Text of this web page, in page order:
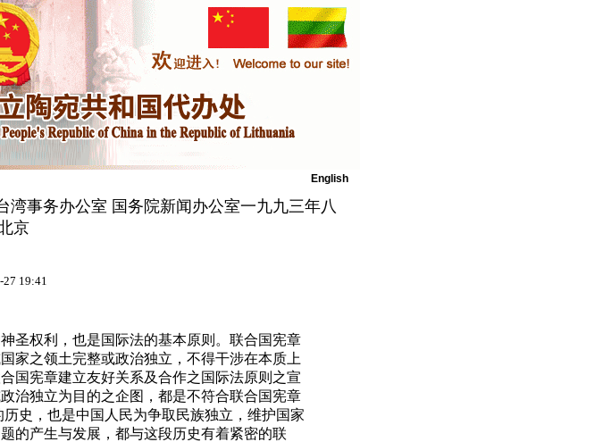
English
事务办公室 国务院新闻办公室一九九三年八
京
27 19:41
圣权利，也是国际法的基本原则。联合国宪章
家之领土完整或政治独立，不得干涉在本质上
国宪章建立友好关系及合作之国际法原则之宣
治独立为目的之企图，都是不符合联合国宪章
史，也是中国人民为争取民族独立，维护国家
的产生与发展，都与这段历史有着紧密的联